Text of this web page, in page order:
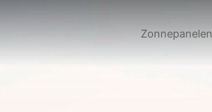
Zonnepanelen